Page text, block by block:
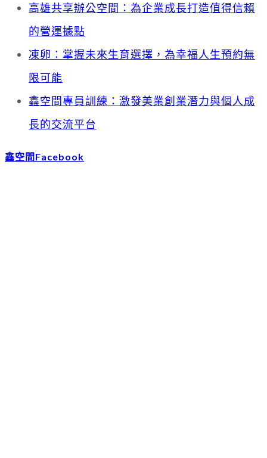
高雄共享辦公空間：為企業成長打造值得信賴
的營運據點
凍卵：掌握未來生育選擇，為幸福人生預約無
限可能
鑫空間專員訓練：激發美業創業潛力與個人成
長的交流平台
鑫空間Facebook